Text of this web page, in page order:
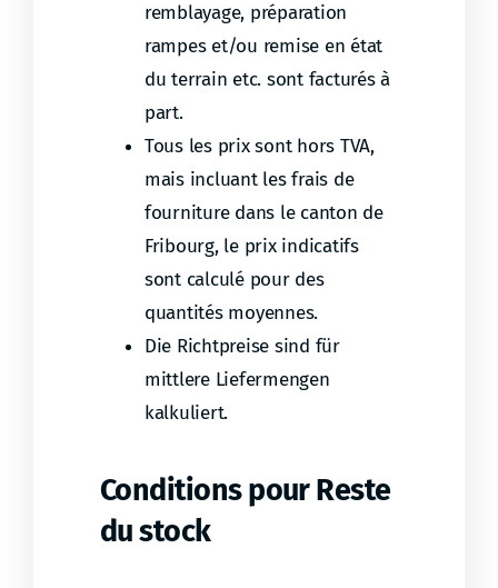
remblayage, préparation
rampes et/ou remise en état
du terrain etc. sont facturés à
part.
Tous les prix sont hors TVA,
mais incluant les frais de
fourniture dans le canton de
Fribourg, le prix indicatifs
sont calculé pour des
quantités moyennes.
Die Richtpreise sind für
mittlere Liefermengen
kalkuliert.
Conditions pour Reste
du stock